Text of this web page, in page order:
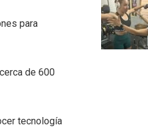
para
de 600
tecnología